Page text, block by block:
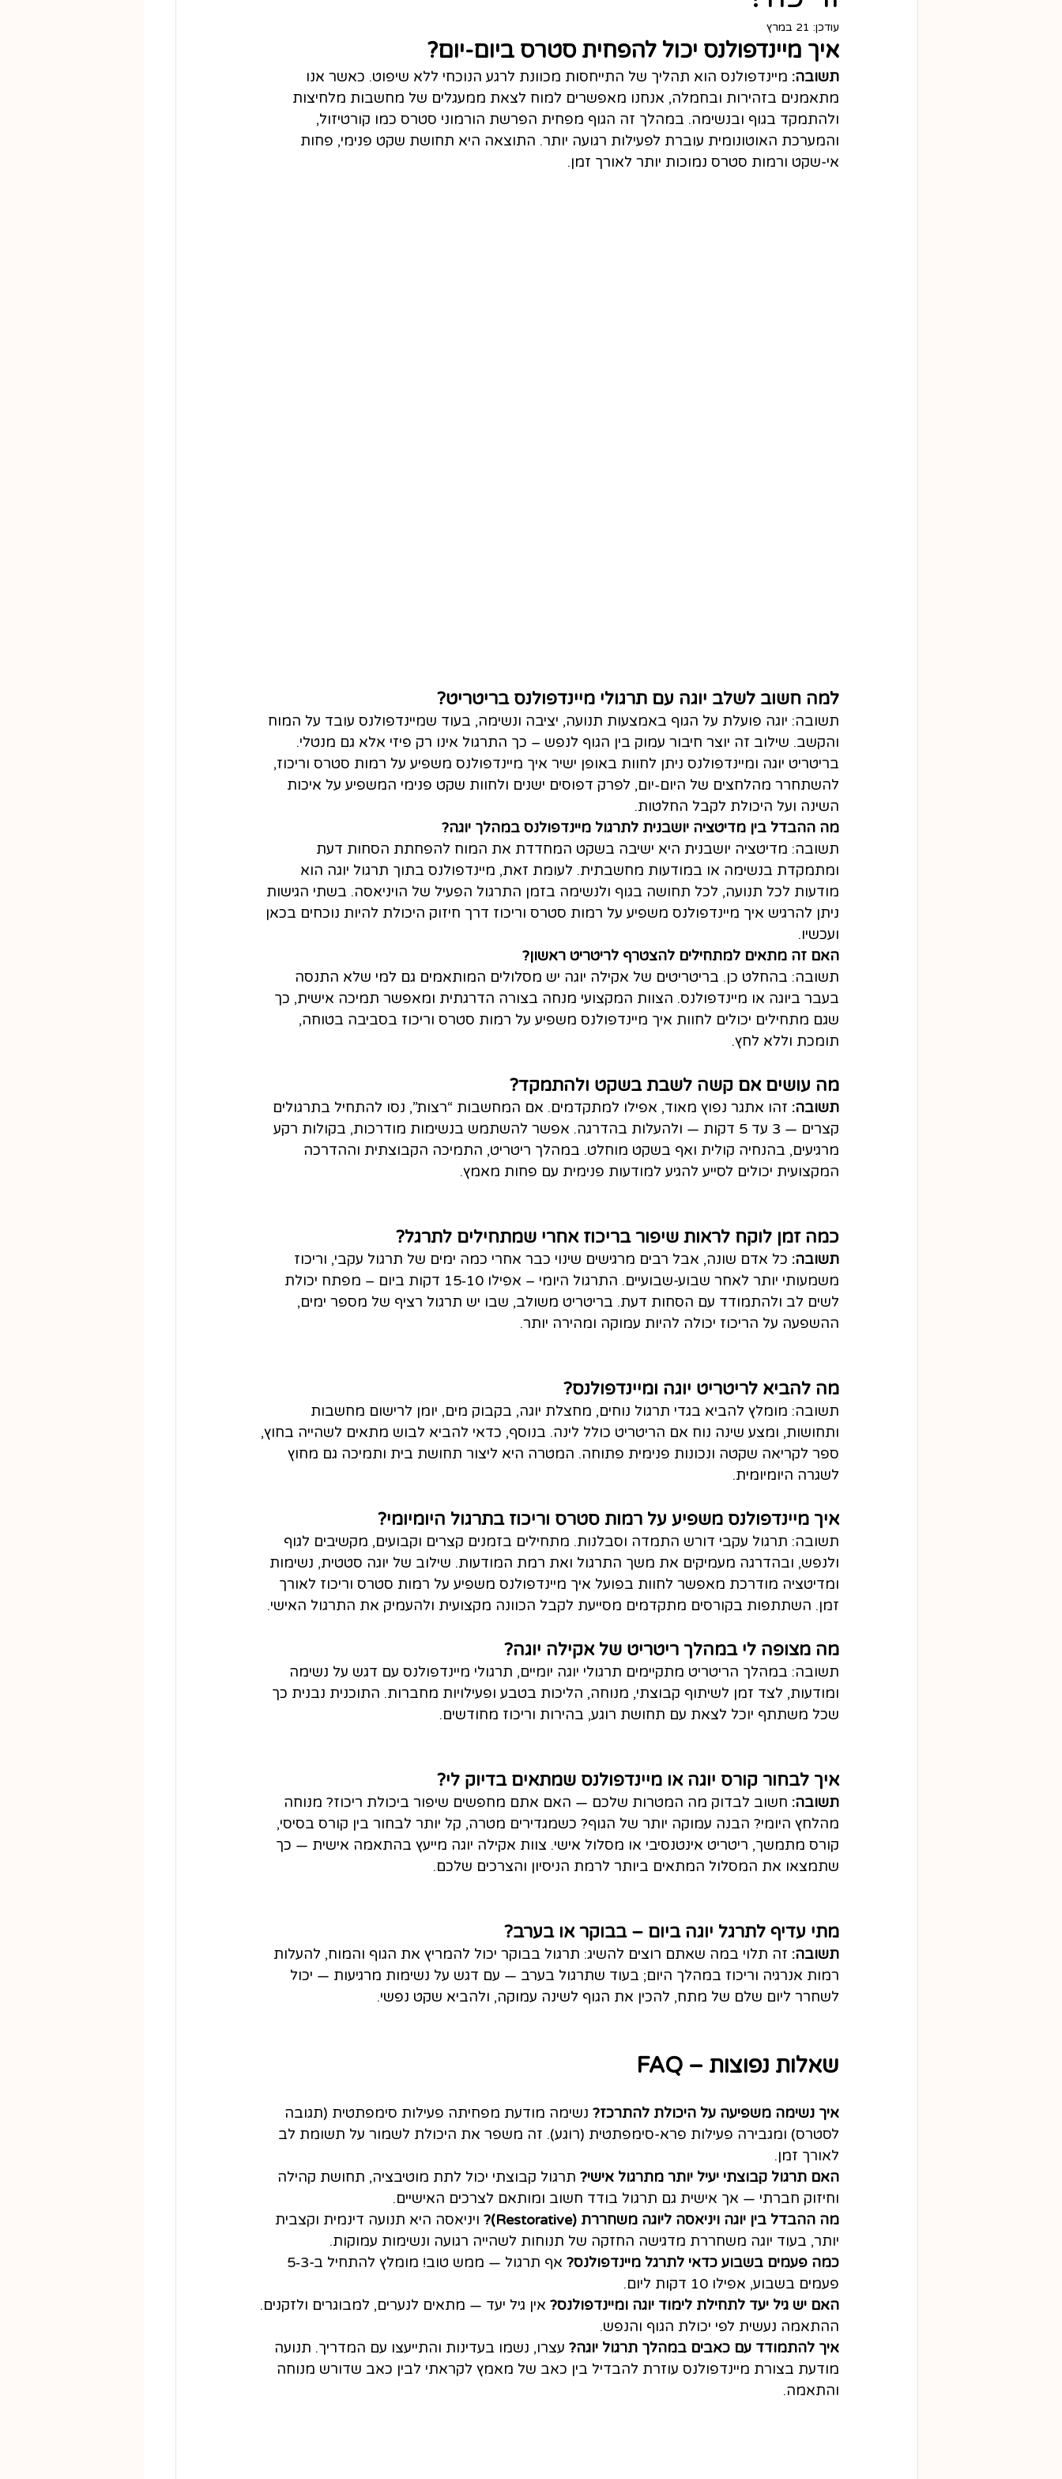
עודכן: 21 במרץ
איך מיינדפולנס יכול להפחית סטרס ביום‑יום?
תשובה: מיינדפולנס הוא תהליך של התייחסות מכוונת לרגע הנוכחי ללא שיפוט. כאשר אנו
מתאמנים בזהירות ובחמלה, אנחנו מאפשרים למוח לצאת ממעגלים של מחשבות מלחיצות
ולהתמקד בגוף ובנשימה. במהלך זה הגוף מפחית הפרשת הורמוני סטרס כמו קורטיזול,
והמערכת האוטונומית עוברת לפעילות רגועה יותר. התוצאה היא תחושת שקט פנימי, פחות
אי‑שקט ורמות סטרס נמוכות יותר לאורך זמן.
למה חשוב לשלב יוגה עם תרגולי מיינדפולנס בריטריט?
תשובה: יוגה פועלת על הגוף באמצעות תנועה, יציבה ונשימה, בעוד שמיינדפולנס עובד על המוח
והקשב. שילוב זה יוצר חיבור עמוק בין הגוף לנפש – כך התרגול אינו רק פיזי אלא גם מנטלי.
בריטריט יוגה ומיינדפולנס ניתן לחוות באופן ישיר איך מיינדפולנס משפיע על רמות סטרס וריכוז,
להשתחרר מהלחצים של היום-יום, לפרק דפוסים ישנים ולחוות שקט פנימי המשפיע על איכות
השינה ועל היכולת לקבל החלטות.
מה ההבדל בין מדיטציה יושבנית לתרגול מיינדפולנס במהלך יוגה?
תשובה: מדיטציה יושבנית היא ישיבה בשקט המחדדת את המוח להפחתת הסחות דעת
ומתמקדת בנשימה או במודעות מחשבתית. לעומת זאת, מיינדפולנס בתוך תרגול יוגה הוא
מודעות לכל תנועה, לכל תחושה בגוף ולנשימה בזמן התרגול הפעיל של הויניאסה. בשתי הגישות
ניתן להרגיש איך מיינדפולנס משפיע על רמות סטרס וריכוז דרך חיזוק היכולת להיות נוכחים בכאן
ועכשיו.
האם זה מתאים למתחילים להצטרף לריטריט ראשון?
תשובה: בהחלט כן. בריטריטים של אקילה יוגה יש מסלולים המותאמים גם למי שלא התנסה
בעבר ביוגה או מיינדפולנס. הצוות המקצועי מנחה בצורה הדרגתית ומאפשר תמיכה אישית, כך
שגם מתחילים יכולים לחוות איך מיינדפולנס משפיע על רמות סטרס וריכוז בסביבה בטוחה,
תומכת וללא לחץ.
מה עושים אם קשה לשבת בשקט ולהתמקד?
תשובה: זהו אתגר נפוץ מאוד, אפילו למתקדמים. אם המחשבות “רצות”, נסו להתחיל בתרגולים
קצרים — 3 עד 5 דקות — ולהעלות בהדרגה. אפשר להשתמש בנשימות מודרכות, בקולות רקע
מרגיעים, בהנחיה קולית ואף בשקט מוחלט. במהלך ריטריט, התמיכה הקבוצתית וההדרכה
המקצועית יכולים לסייע להגיע למודעות פנימית עם פחות מאמץ.
כמה זמן לוקח לראות שיפור בריכוז אחרי שמתחילים לתרגל?
תשובה: כל אדם שונה, אבל רבים מרגישים שינוי כבר אחרי כמה ימים של תרגול עקבי, וריכוז
משמעותי יותר לאחר שבוע‑שבועיים. התרגול היומי – אפילו 10‑15 דקות ביום – מפתח יכולת
לשים לב ולהתמודד עם הסחות דעת. בריטריט משולב, שבו יש תרגול רציף של מספר ימים,
ההשפעה על הריכוז יכולה להיות עמוקה ומהירה יותר.
מה להביא לריטריט יוגה ומיינדפולנס?
תשובה: מומלץ להביא בגדי תרגול נוחים, מחצלת יוגה, בקבוק מים, יומן לרישום מחשבות
ותחושות, ומצע שינה נוח אם הריטריט כולל לינה. בנוסף, כדאי להביא לבוש מתאים לשהייה בחוץ,
ספר לקריאה שקטה ונכונות פנימית פתוחה. המטרה היא ליצור תחושת בית ותמיכה גם מחוץ
לשגרה היומיומית.
איך מיינדפולנס משפיע על רמות סטרס וריכוז בתרגול היומיומי?
תשובה: תרגול עקבי דורש התמדה וסבלנות. מתחילים בזמנים קצרים וקבועים, מקשיבים לגוף
ולנפש, ובהדרגה מעמיקים את משך התרגול ואת רמת המודעות. שילוב של יוגה סטטית, נשימות
ומדיטציה מודרכת מאפשר לחוות בפועל איך מיינדפולנס משפיע על רמות סטרס וריכוז לאורך
זמן. השתתפות בקורסים מתקדמים מסייעת לקבל הכוונה מקצועית ולהעמיק את התרגול האישי.
מה מצופה לי במהלך ריטריט של אקילה יוגה?
תשובה: במהלך הריטריט מתקיימים תרגולי יוגה יומיים, תרגולי מיינדפולנס עם דגש על נשימה
ומודעות, לצד זמן לשיתוף קבוצתי, מנוחה, הליכות בטבע ופעילויות מחברות. התוכנית נבנית כך
שכל משתתף יוכל לצאת עם תחושת רוגע, בהירות וריכוז מחודשים.
איך לבחור קורס יוגה או מיינדפולנס שמתאים בדיוק לי?
תשובה: חשוב לבדוק מה המטרות שלכם — האם אתם מחפשים שיפור ביכולת ריכוז? מנוחה
מהלחץ היומי? הבנה עמוקה יותר של הגוף? כשמגדירים מטרה, קל יותר לבחור בין קורס בסיסי,
קורס מתמשך, ריטריט אינטנסיבי או מסלול אישי. צוות אקילה יוגה מייעץ בהתאמה אישית — כך
שתמצאו את המסלול המתאים ביותר לרמת הניסיון והצרכים שלכם.
מתי עדיף לתרגל יוגה ביום – בבוקר או בערב?
תשובה: זה תלוי במה שאתם רוצים להשיג: תרגול בבוקר יכול להמריץ את הגוף והמוח, להעלות
רמות אנרגיה וריכוז במהלך היום; בעוד שתרגול בערב — עם דגש על נשימות מרגיעות — יכול
לשחרר ליום שלם של מתח, להכין את הגוף לשינה עמוקה, ולהביא שקט נפשי.
שאלות נפוצות – FAQ
איך נשימה משפיעה על היכולת להתרכז? נשימה מודעת מפחיתה פעילות סימפתטית (תגובה
לסטרס) ומגבירה פעילות פרא‑סימפתטית (רוגע). זה משפר את היכולת לשמור על תשומת לב
לאורך זמן.
האם תרגול קבוצתי יעיל יותר מתרגול אישי? תרגול קבוצתי יכול לתת מוטיבציה, תחושת קהילה
וחיזוק חברתי — אך אישית גם תרגול בודד חשוב ומותאם לצרכים האישיים.
מה ההבדל בין יוגה ויניאסה ליוגה משחררת (Restorative)?
ויניאסה היא תנועה דינמית וקצבית
יותר, בעוד יוגה משחררת מדגישה החזקה של תנוחות לשהייה רגועה ונשימות עמוקות.
כמה פעמים בשבוע כדאי לתרגל מיינדפולנס?
פעמים בשבוע, אפילו 10 דקות ליום.
האם יש גיל יעד לתחילת לימוד יוגה ומיינדפולנס? אין גיל יעד — מתאים לנערים, למבוגרים ולזקנים.
ההתאמה נעשית לפי יכולת הגוף והנפש.
איך להתמודד עם כאבים במהלך תרגול יוגה? עצרו, נשמו בעדינות והתייעצו עם המדריך. תנועה
מודעת בצורת מיינדפולנס עוזרת להבדיל בין כאב של מאמץ לקראתי לבין כאב שדורש מנוחה
והתאמה.